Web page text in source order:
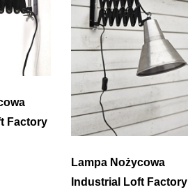
Factory
Lampa Nożycowa
Industrial Loft Factory